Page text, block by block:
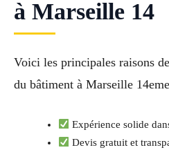
à Marseille 14
Voici les principales raisons
du bâtiment à Marseille
Expérience solide
Devis gratuit et